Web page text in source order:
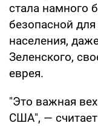
стала намного
безопасной
населения,
Зеленского,
еврея.
"Это важная
США", —